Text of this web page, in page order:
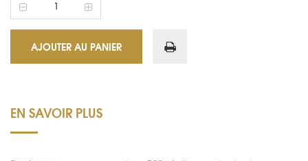
AJOUTER AU PANIER
EN SAVOIR PLUS